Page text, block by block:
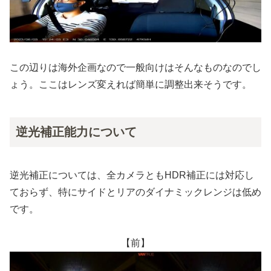
この辺りは海外企画なので一般向けはそんなものなのでし
ょう。ここはレンズ変えれば簡単に調整出来そうです。
逆光補正能力について
逆光補正については、全カメラともHDR補正には対応し
ておらず、特にサイドとリアのダイナミックレンジは低め
です。
【前】